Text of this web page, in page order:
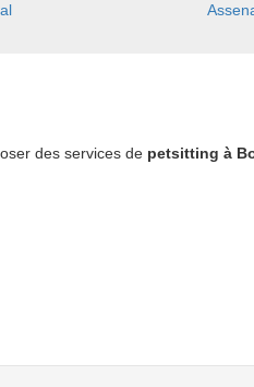
des services de petsitting à